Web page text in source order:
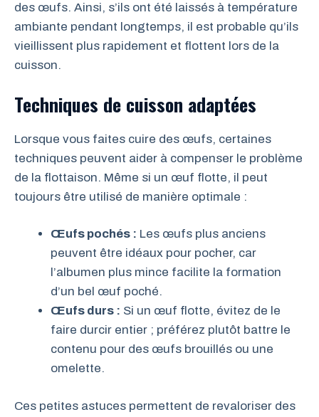
des œufs. Ainsi, s’ils ont été laissés à température
ambiante pendant longtemps, il est probable qu’ils
vieillissent plus rapidement et flottent lors de la
cuisson.
Techniques de cuisson adaptées
Lorsque vous faites cuire des œufs, certaines
techniques peuvent aider à compenser le problème
de la flottaison. Même si un œuf flotte, il peut
toujours être utilisé de manière optimale :
Œufs pochés : Les œufs plus anciens
peuvent être idéaux pour pocher, car
l’albumen plus mince facilite la formation
d’un bel œuf poché.
Œufs durs : Si un œuf flotte, évitez de le
faire durcir entier ; préférez plutôt battre le
contenu pour des œufs brouillés ou une
omelette.
Ces petites astuces permettent de revaloriser des